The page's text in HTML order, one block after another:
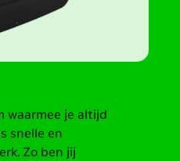
waarmee je altijd
snelle en
Zo ben jij